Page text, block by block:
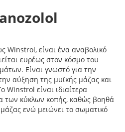
Winstrol, είναι ένα αναβολικό
ευρέως στον κόσμο του
Είναι γνωστό για την
αύξηση της μυϊκής μάζας και
Winstrol είναι ιδιαίτερα
των κύκλων κοπής, καθώς βοηθά
ενώ μειώνει το σωματικό